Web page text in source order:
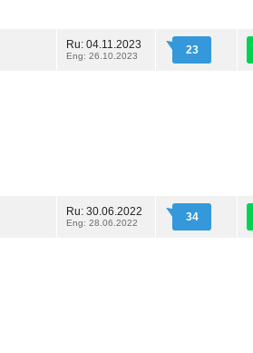
Ru: 04.11.2023
Eng: 26.10.2023 23
Ru: 30.06.2022
Eng: 28.06.2022 34